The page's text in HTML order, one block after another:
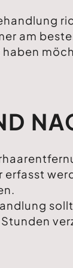
am
erfasst